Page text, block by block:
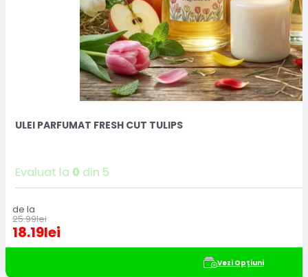
ULEI PARFUMAT FRESH CUT TULIPS
Evaluat la 0 din 5
de la
25.99lei
18.19lei
Vezi Opțiuni